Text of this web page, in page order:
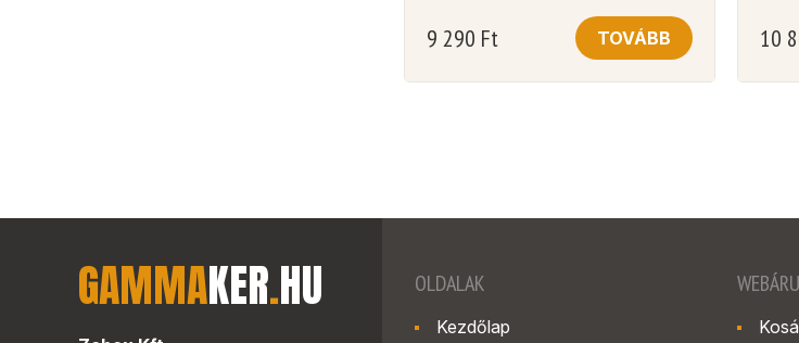
9 290 Ft TOVÁBB 10
GAMMAKER.HU OLDALAK
Kezdőlap